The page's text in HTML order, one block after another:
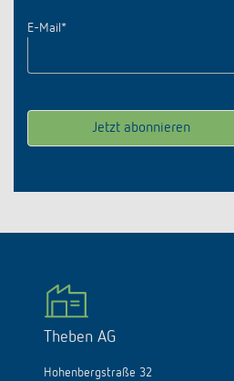
E-Mail *
Theben AG
Hohenbergstraße 32